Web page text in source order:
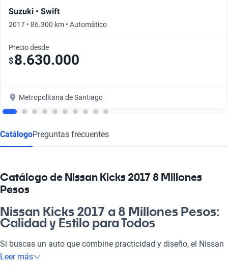
Suzuki • Swift
2017 • 86.300 km • Automático
Precio desde
$8.630.000
Metropolitana de Santiago
CatálogoPreguntas frecuentes
Catálogo de Nissan Kicks 2017 8 Millones
Pesos
Nissan Kicks 2017 a 8 Millones Pesos:
Calidad y Estilo para Todos
Si buscas un auto que combine practicidad y diseño, el Nissan
Kicks 2017 a 8 millones de pesos es la elección perfecta. Ideal
Leer más